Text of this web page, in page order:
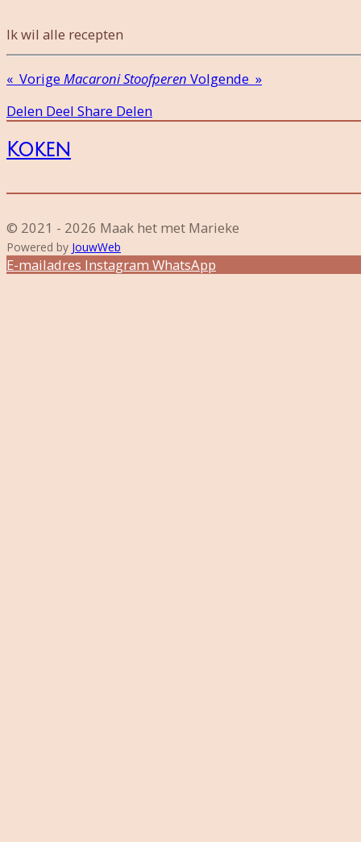
Ik wil alle recepten
« VorigeMacaroniStoofperen Volgende »
Delen Deel Share Delen
Koken
© 2021 - 2026 Maak het met Marieke
Powered by JouwWeb
E-mailadres Instagram WhatsApp